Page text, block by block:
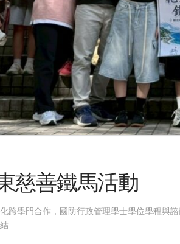
慈善鐵馬活動
跨學門合作，國防行政管理學士學位學程與
結 …